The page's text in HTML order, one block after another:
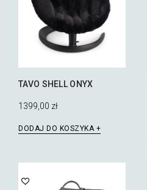
TAVO SHELL ONYX
1399,00 zł
DODAJ DO KOSZYKA